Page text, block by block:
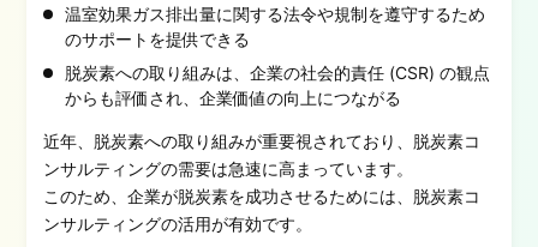
温室効果ガス排出量に関する法令や規制を遵守するため
のサポートを提供できる
脱炭素への取り組みは、企業の社会的責任 (CSR) の観点
からも評価され、企業価値の向上につながる
近年、脱炭素への取り組みが重要視されており、脱炭素コ
ンサルティングの需要は急速に高まっています。
このため、企業が脱炭素を成功させるためには、脱炭素コ
ンサルティングの活用が有効です。